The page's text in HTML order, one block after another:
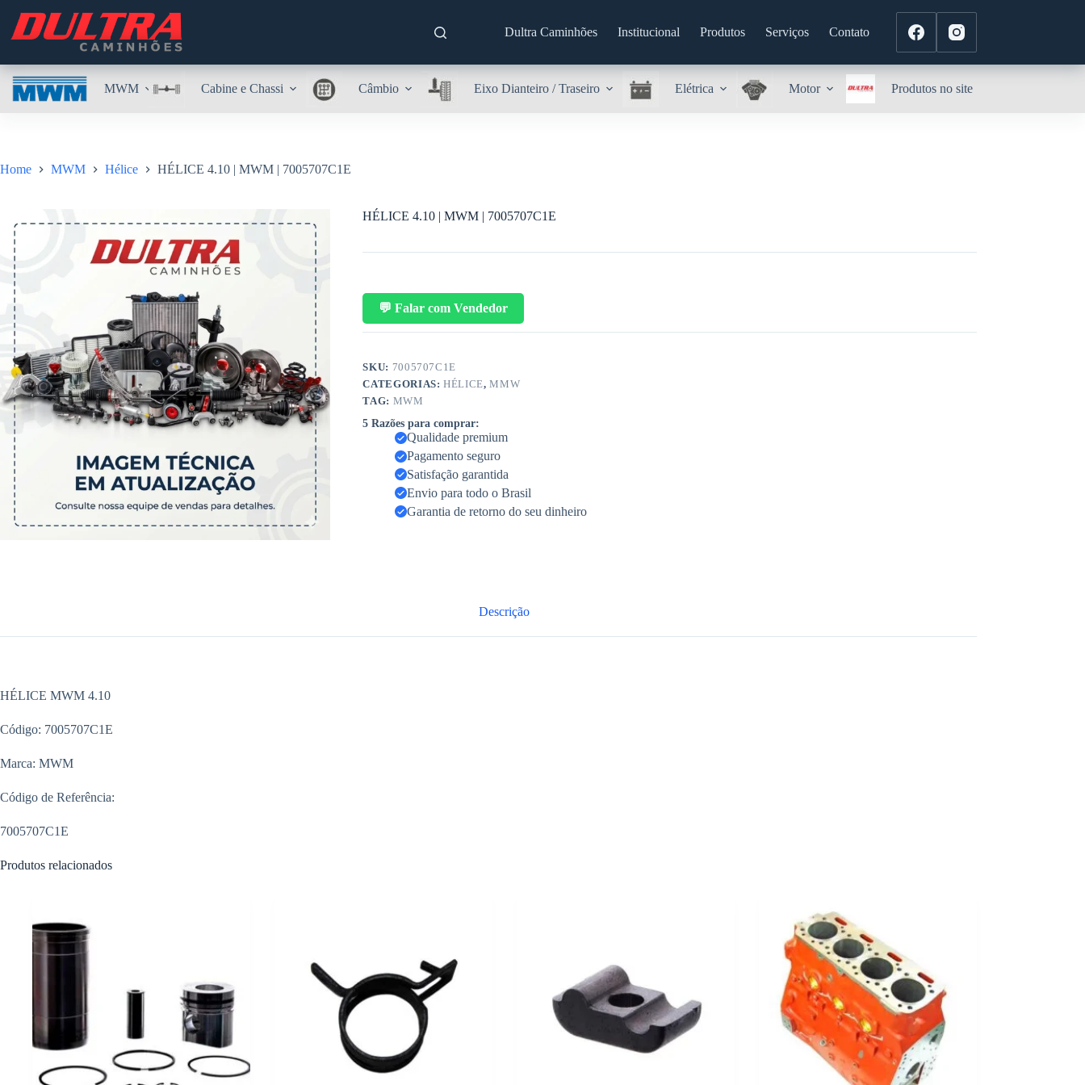
para
Dultra Caminhões Institucional Produtos Serviços Contato
MWM Cabine e Chassi Câmbio Eixo Dianteiro / Traseiro Elétrica Motor Produtos no site
Home MWM Hélice HÉLICE 4.10 | MWM | 7005707C1E
HÉLICE 4.10 | MWM | 7005707C1E
💬 Falar com Vendedor
SKU: 7005707C1E
CATEGORIAS:HÉLICE,MMW
TAG: MWM
5 Razões para comprar:
Qualidade premium
Pagamento seguro
Satisfação garantida
Envio para todo o Brasil
Garantia de retorno do seu dinheiro
Descrição
HÉLICE MWM 4.10
Código: 7005707C1E
Marca: MWM
Código de Referência:
7005707C1E
Produtos relacionados